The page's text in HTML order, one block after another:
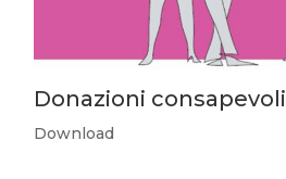
Donazioni consapevoli
Download